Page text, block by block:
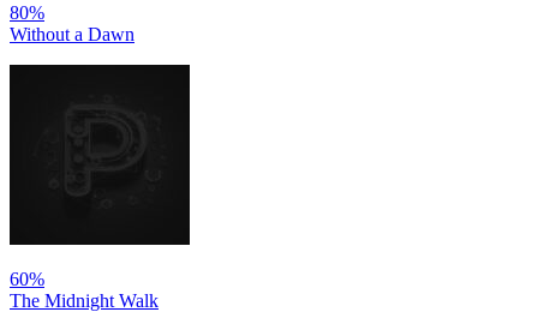
80%
Without a Dawn
60%
The Midnight Walk